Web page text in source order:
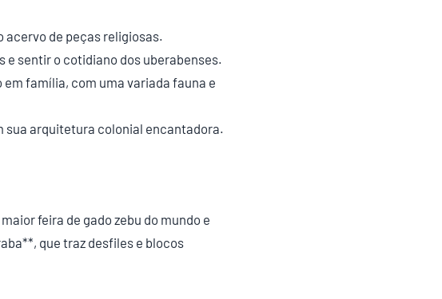
acervo de peças religiosas.
e sentir o cotidiano dos uberabenses.
família, com uma variada fauna e
sua arquitetura colonial encantadora.
feira de gado zebu do mundo e
que traz desfiles e blocos